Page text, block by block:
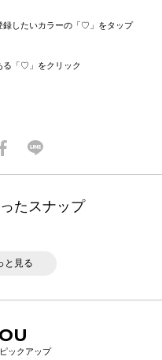
したいカラーの「♡」をタップ
る「♡」をクリック
たスナップ
と見る
ックアップ